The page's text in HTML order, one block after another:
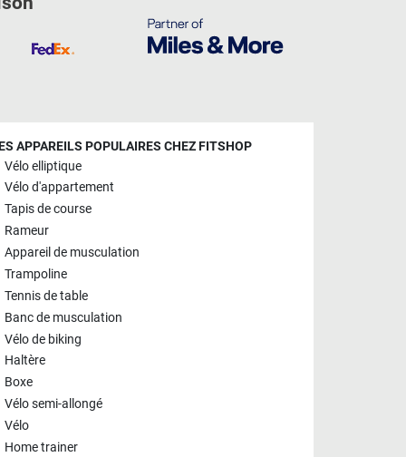
APPAREILS POPULAIRES CHEZ FITSHOP
Vélo elliptique
Vélo d'appartement
Tapis de course
Rameur
Appareil de musculation
Trampoline
Tennis de table
Banc de musculation
Vélo de biking
Haltère
Boxe
Vélo semi-allongé
Vélo
Home trainer